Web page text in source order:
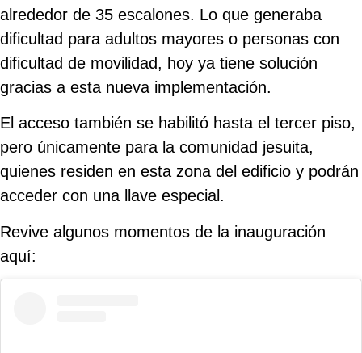
alrededor de 35 escalones. Lo que generaba
dificultad para adultos mayores o personas con
dificultad de movilidad, hoy ya tiene solución
gracias a esta nueva implementación.
El acceso también se habilitó hasta el tercer piso,
pero únicamente para la comunidad jesuita,
quienes residen en esta zona del edificio y podrán
acceder con una llave especial.
Revive algunos momentos de la inauguración
aquí: